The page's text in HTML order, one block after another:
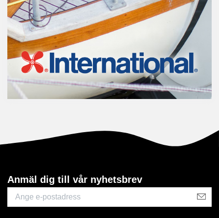
Anmäl dig till vår nyhetsbrev